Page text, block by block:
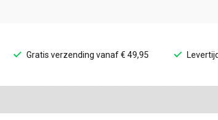
Gratis verzending vanaf € 49,95